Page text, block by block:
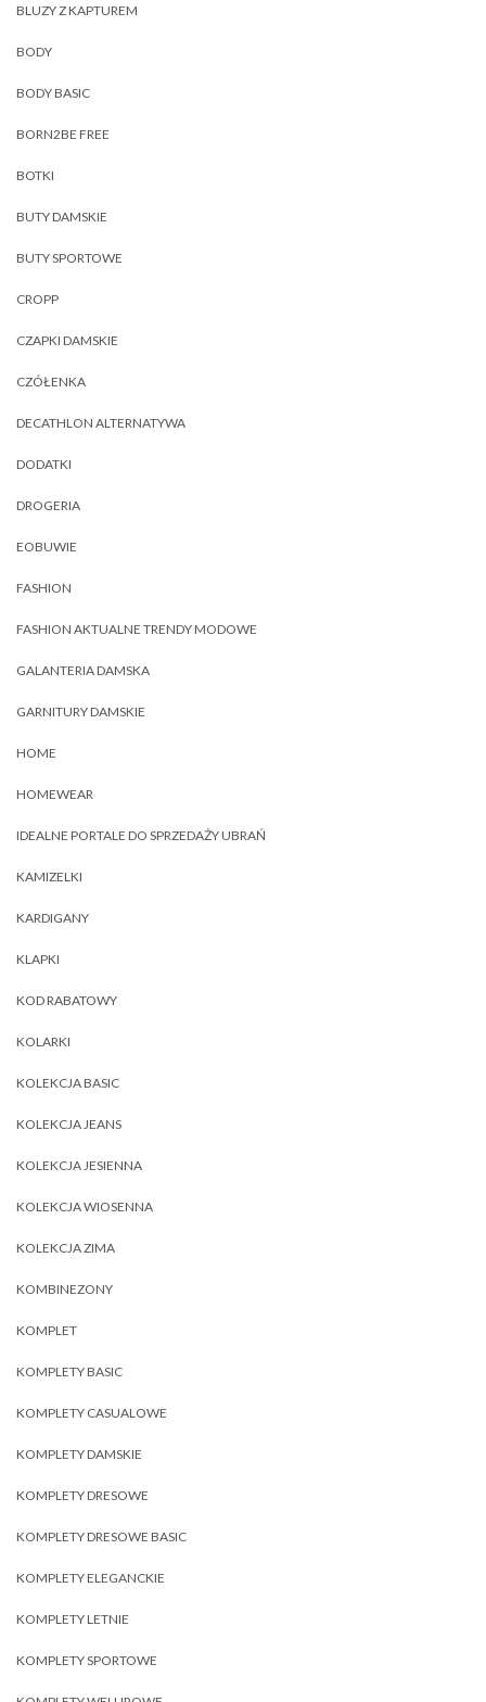
BLUZY Z KAPTUREM
BODY
BODY BASIC
BORN2BE FREE
BOTKI
BUTY DAMSKIE
BUTY SPORTOWE
CROPP
CZAPKI DAMSKIE
CZÓŁENKA
DECATHLON ALTERNATYWA
DODATKI
DROGERIA
EOBUWIE
FASHION
FASHION AKTUALNE TRENDY MODOWE
GALANTERIA DAMSKA
GARNITURY DAMSKIE
HOME
HOMEWEAR
IDEALNE PORTALE DO SPRZEDAŻY UBRAŃ
KAMIZELKI
KARDIGANY
KLAPKI
KOD RABATOWY
KOLARKI
KOLEKCJA BASIC
KOLEKCJA JEANS
KOLEKCJA JESIENNA
KOLEKCJA WIOSENNA
KOLEKCJA ZIMA
KOMBINEZONY
KOMPLET
KOMPLETY BASIC
KOMPLETY CASUALOWE
KOMPLETY DAMSKIE
KOMPLETY DRESOWE
KOMPLETY DRESOWE BASIC
KOMPLETY ELEGANCKIE
KOMPLETY LETNIE
KOMPLETY SPORTOWE